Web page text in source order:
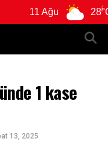
28°C
1 kase
13, 2025